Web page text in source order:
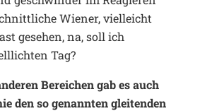
Wiener, vielleicht
gesehen, na, soll ich
Tag?
Bereichen gab es auch
den so genannten gleitenden